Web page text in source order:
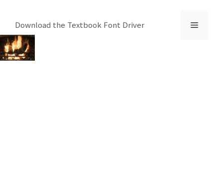
츠
로
Download the Textbook Font Driver 메